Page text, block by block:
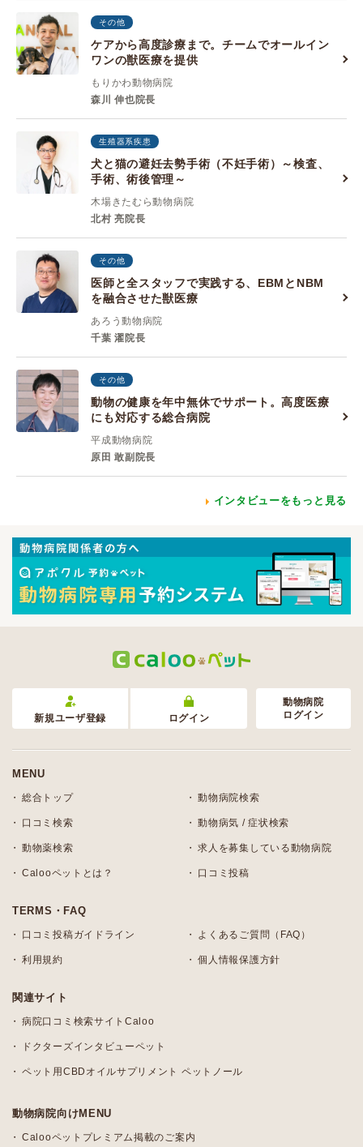
その他
ケアから高度診療まで。チームでオールイン
ワンの獣医療を提供
もりかわ動物病院
森川 伸也院長
生殖器系疾患
犬と猫の避妊去勢手術（不妊手術）～検査、
手術、術後管理～
木場きたむら動物病院
北村 亮院長
その他
医師と全スタッフで実践する、EBMとNBM
を融合させた獣医療
あろう動物病院
千葉 濯院長
その他
動物の健康を年中無休でサポート。高度医療
にも対応する総合病院
平成動物病院
原田 敢副院長
インタビューをもっと見る
新規ユーザ登録 ログイン
動物病院
ログイン
MENU
総合トップ 動物病院検索
口コミ検索 動物病気 / 症状検索
動物薬検索 求人を募集している動物病院
Calooペットとは？ 口コミ投稿
TERMS・FAQ
口コミ投稿ガイドライン よくあるご質問（FAQ）
利用規約 個人情報保護方針
関連サイト
病院口コミ検索サイトCaloo
ドクターズインタビューペット
ペット用CBDオイルサプリメント ペットノール
動物病院向けMENU
Calooペットプレミアム掲載のご案内